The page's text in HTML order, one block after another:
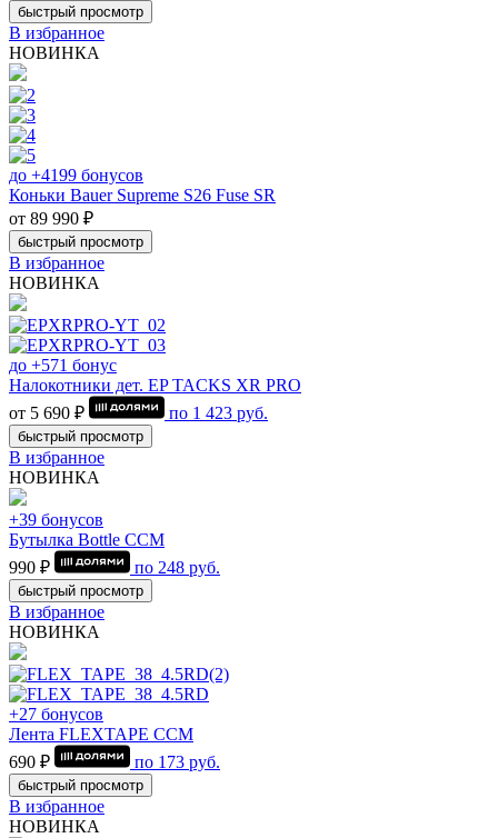
быстрый просмотр
В избранное
НОВИНКА
до +4199 бонусов
Коньки Bauer Supreme S26 Fuse SR
от 89 990 ₽
быстрый просмотр
В избранное
НОВИНКА
до +571 бонус
Налокотники дет. EP TACKS XR PRO
от 5 690 ₽
по 1 423 руб.
быстрый просмотр
В избранное
НОВИНКА
+39 бонусов
Бутылка Bottle CCM
990 ₽
по 248 руб.
быстрый просмотр
В избранное
НОВИНКА
+27 бонусов
Лента FLEXTAPE CCM
690 ₽
по 173 руб.
быстрый просмотр
В избранное
НОВИНКА